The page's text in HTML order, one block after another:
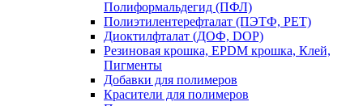
Полиформальдегид (ПФЛ)
Полиэтилентерефталат (ПЭТФ, PET)
Диоктилфталат (ДОФ, DOP)
Резиновая крошка, EPDM крошка, Клей,
Пигменты
Добавки для полимеров
Красители для полимеров